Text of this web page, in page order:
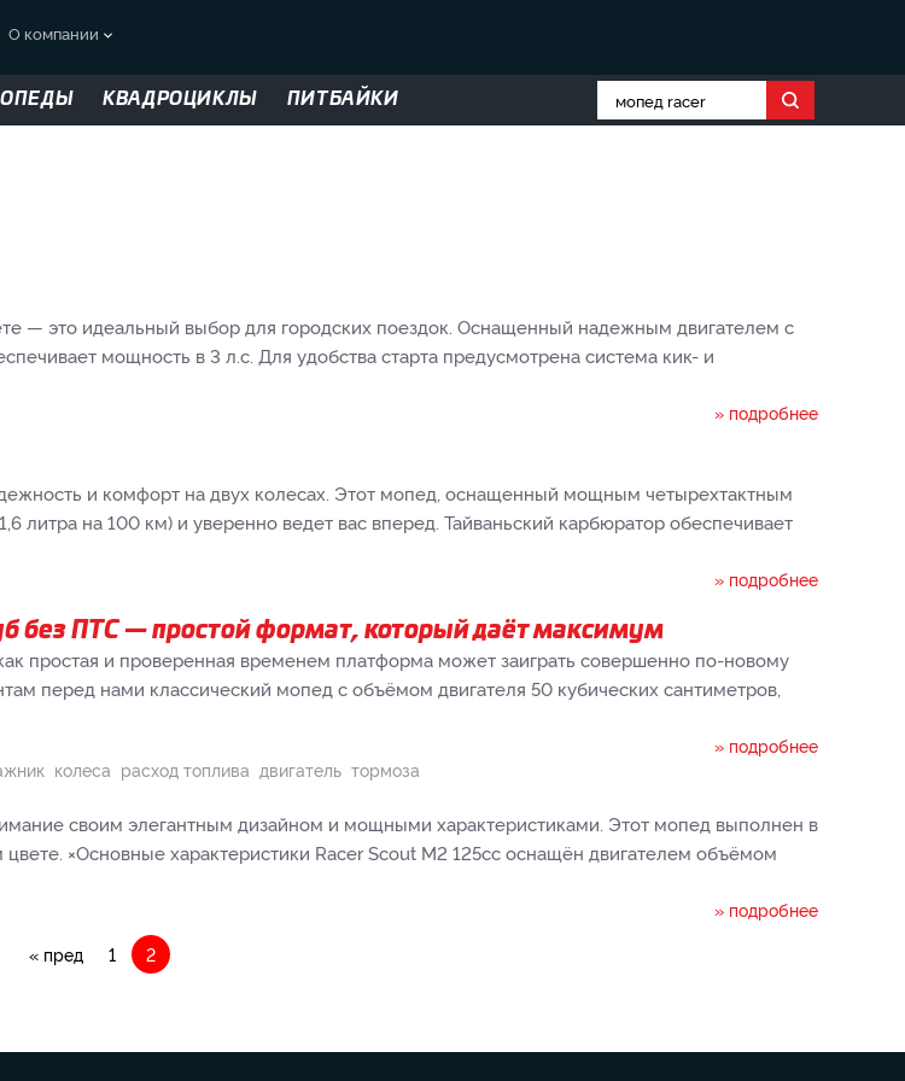
О компании
КВАДРОЦИКЛЫ ПИТБАЙКИ
— это идеальный выбор для городских поездок. Оснащенный надежным двигателем с
мощность в 3 л.с. Для удобства старта предусмотрена система кик- и
» подробнее
и комфорт на двух колесах. Этот мопед, оснащенный мощным четырехтактным
литра на 100 км) и уверенно ведет вас вперед. Тайваньский карбюратор обеспечивает
» подробнее
без ПТС — простой формат, который даёт максимум
простая и проверенная временем платформа может заиграть совершенно по-новому
перед нами классический мопед с объёмом двигателя 50 кубических сантиметров,
» подробнее
колеса расход топлива двигатель тормоза
своим элегантным дизайном и мощными характеристиками. Этот мопед выполнен в
×Основные характеристики Racer Scout M2 125cc оснащён двигателем объёмом
» подробнее
« пред
1 2